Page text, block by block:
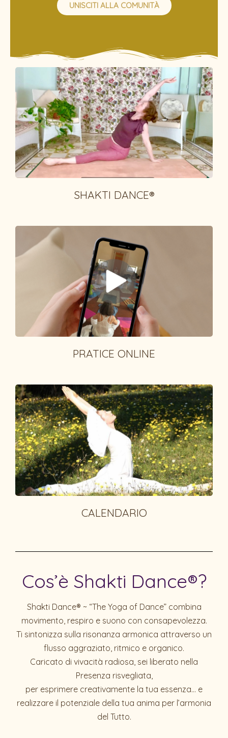
UNISCITI ALLA COMUNITÀ
SHAKTI DANCE®
PRATICE ONLINE
CALENDARIO
Cos’è Shakti Dance®?
Shakti Dance® ~ “The Yoga of Dance” combina
movimento, respiro e suono con consapevolezza.
Ti sintonizza sulla risonanza armonica attraverso un
flusso aggraziato, ritmico e organico.
Caricato di vivacità radiosa, sei liberato nella
Presenza risvegliata,
per esprimere creativamente la tua essenza… e
realizzare il potenziale della tua anima per l’armonia
del Tutto.